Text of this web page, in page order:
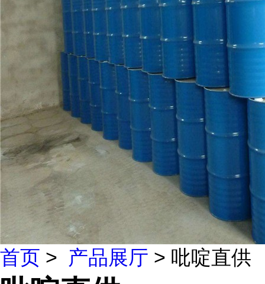
首页 > 产品展厅 > 吡啶直供